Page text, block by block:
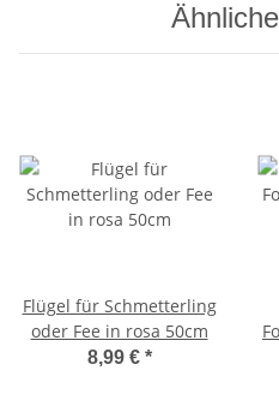
Flügel für Schmetterling
oder Fee in rosa 50cm
8,99 € *